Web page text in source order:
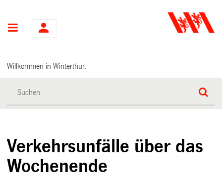
Hauptnavigation
Willkommen in Winterthur.
Verkehrsunfälle über das
Wochenende